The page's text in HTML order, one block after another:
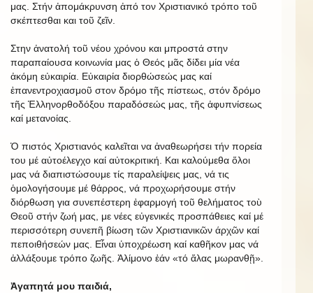
μας. Στήν ἀπομάκρυνση ἀπό τον Χριστιανικό τρόπο τοῦ
σκέπτεσθαι και τοῦ ζεῖν.
Στην ἀνατολή τοῦ νέου χρόνου και μπροστά στην
παραπαίουσα κοινωνία μας ὁ Θεός μᾶς δίδει μία νέα
ἀκόμη εὐκαιρία. Εὐκαιρία διορθώσεώς μας καί
ἐπανεντροχιασμοῦ στον δρόμο τῆς πίστεως, στόν δρόμο
τῆς Ἑλληνορθοδόξου παραδόσεώς μας, τῆς ἀφυπνίσεως
καί μετανοίας.
Ὁ πιστός Χριστιανός καλεῖται να ἀναθεωρήσει τήν πορεία
του μέ αὐτοέλεγχο καί αὐτοκριτική. Και καλούμεθα ὅλοι
μας νά διαπιστώσουμε τίς παραλείψεις μας, νά τις
ὁμολογήσουμε μέ θάρρος, νά προχωρήσουμε στήν
διόρθωση για συνεπέστερη ἐφαρμογή τοῦ θελήματος τοὺ
Θεοῦ στήν ζωή μας, με νέες εὐγενικές προσπάθειες καί μέ
περισσότερη συνεπῆ βίωση τῶν Χριστιανικῶν άρχῶν καί
πεποιθήσεών μας. Εἶναι ὑποχρέωση καί καθῆκον μας νά
ἀλλάξουμε τρόπο ζωῆς. Ἀλίμονο ἐάν «τό ἅλας μωρανθῇ».
Ἀγαπητά μου παιδιά,